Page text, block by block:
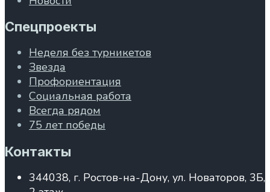
Спецпроекты
Неделя без турникетов
Звезда
Профориентация
Социальная работа
Всегда рядом
75 лет победы
Контакты
344038, г. Ростов-на-Дону, ул. Новаторов, 3Б,